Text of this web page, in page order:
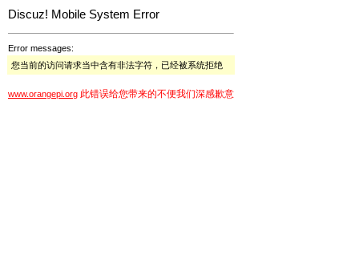
Discuz! Mobile System Error
Error messages:
您当前的访问请求当中含有非法字符，已经被系统拒绝
www.orangepi.org 此错误给您带来的不便我们深感歉意